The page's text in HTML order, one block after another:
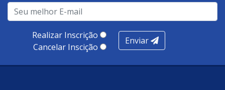
infraestrutura, presença digital e cobertura e
produtividade. Somados, todos as categorias totalizam
Kennedy.Realizar Inscrição
Cancelar Inscição
Enviar